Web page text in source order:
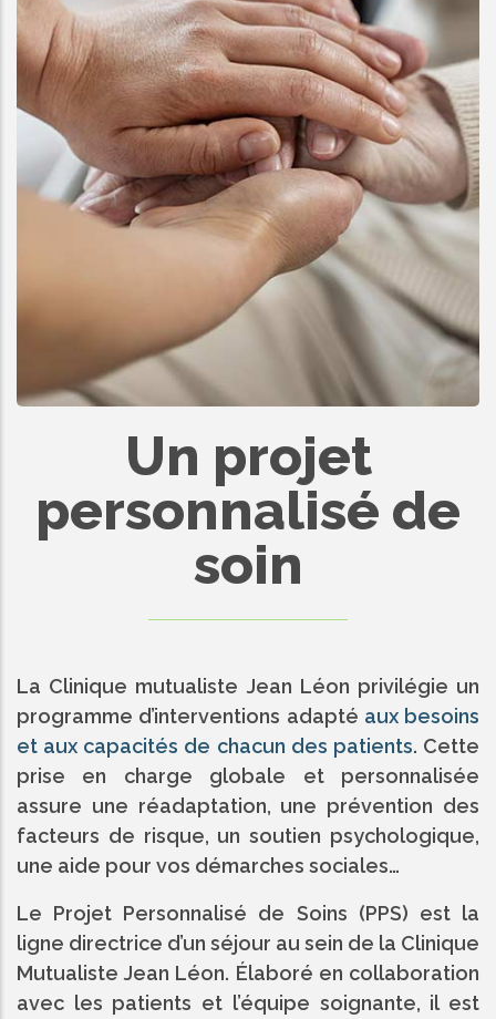
Un projet
personnalisé de
soin
La Clinique mutualiste Jean Léon privilégie un
programme d’interventions adapté aux besoins
et aux capacités de chacun des patients. Cette
prise en charge globale et personnalisée
assure une réadaptation, une prévention des
facteurs de risque, un soutien psychologique,
une aide pour vos démarches sociales…
Le Projet Personnalisé de Soins (PPS) est la
ligne directrice d’un séjour au sein de la Clinique
Mutualiste Jean Léon. Élaboré en collaboration
avec les patients et l’équipe soignante, il est